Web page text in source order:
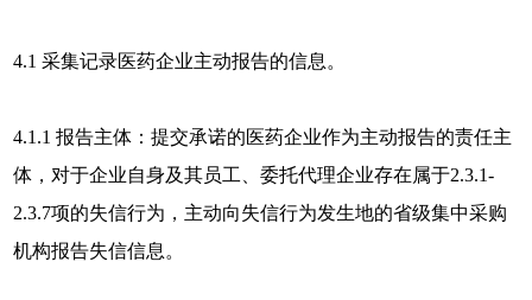
4.1 采集记录医药企业主动报告的信息。
4.1.1 报告主体：提交承诺的医药企业作为主动报告的责任主
体，对于企业自身及其员工、委托代理企业存在属于2.3.1-
2.3.7项的失信行为，主动向失信行为发生地的省级集中采购
机构报告失信信息。